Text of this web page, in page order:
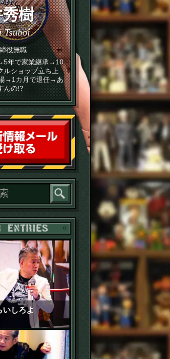
樹
Tsuboi
役無職
年で家業継承→10
ショップ立ち上
→1カ月で退任→あ
んの!?
読者登録
POPULAR ENTRIES
いしろよ